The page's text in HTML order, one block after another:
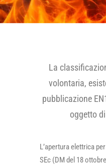
La
volontaria,
pubblicazione
oggetto
L’apertura elettrica
SEc (DM del 18